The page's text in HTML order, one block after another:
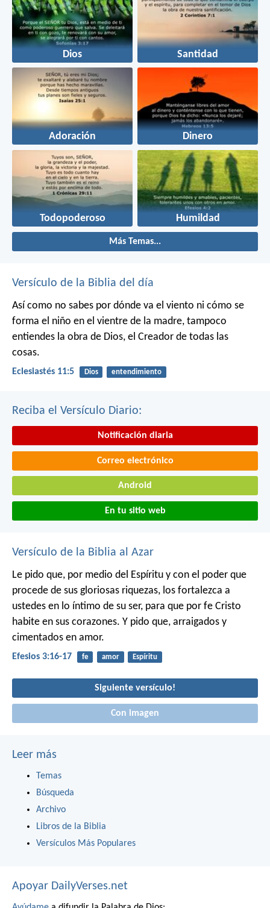
Dios Santidad
Adoración Dinero
Todopoderoso Humildad
Más Temas...
Versículo de la Biblia del día
Así como no sabes por dónde va el viento ni cómo se
forma el niño en el vientre de la madre, tampoco
entiendes la obra de Dios, el Creador de todas las
cosas.
Eclesiastés 11:5 Dios entendimiento
Reciba el Versículo Diario:
Notificación diaria
Correo electrónico
Android
En tu sitio web
Versículo de la Biblia al Azar
Le pido que, por medio del Espíritu y con el poder que
procede de sus gloriosas riquezas, los fortalezca a
ustedes en lo íntimo de su ser, para que por fe Cristo
habite en sus corazones. Y pido que, arraigados y
cimentados en amor.
Efesios 3:16-17 fe amor Espíritu
Siguiente versículo!
Con imagen
Leer más
Temas
Búsqueda
Archivo
Libros de la Biblia
Versículos Más Populares
Apoyar DailyVerses.net